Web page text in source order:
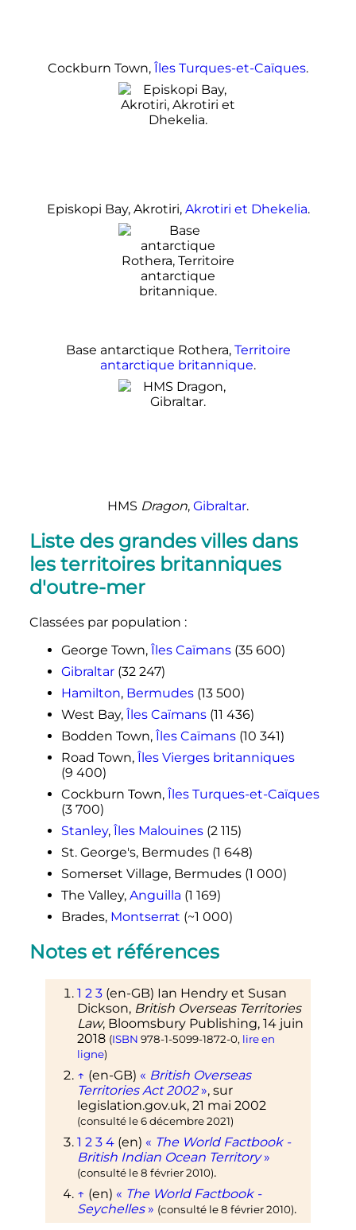
Cockburn Town, Îles Turques-et-Caïques.
Episkopi Bay, Akrotiri, Akrotiri et Dhekelia.
Base antarctique Rothera, Territoire
antarctique britannique.
HMS Dragon, Gibraltar.
Liste des grandes villes dans
les territoires britanniques
d'outre-mer
Classées par population :
George Town, Îles Caïmans(35 600)
Gibraltar(32 247)
Hamilton, Bermudes(13 500)
West Bay, Îles Caïmans(11 436)
Bodden Town, Îles Caïmans(10 341)
Road Town, Îles Vierges britanniques
(9 400)
Cockburn Town, Îles Turques-et-Caïques
(3 700)
Stanley, Îles Malouines(2 115)
St. George's, Bermudes (1 648)
Somerset Village, Bermudes (1 000)
The Valley, Anguilla (1 169)
Brades, Montserrat (~1 000)
Notes et références
1 2 3 (en-GB) Ian Hendryet Susan
Dickson, British Overseas Territories
Law, Bloomsbury Publishing, 14 juin
2018 (ISBN 978-1-5099-1872-0, lire en
ligne)
↑ (en-GB) « British Overseas
Territories Act 2002 », sur
legislation.gov.uk, 21 mai 2002
(consulté le6 décembre 2021)
1 2 3 4 (en) « The World Factbook -
British Indian Ocean Territory »
(consulté le8 février 2010).
↑ (en) « The World Factbook -
Seychelles » (consulté le8 février 2010).